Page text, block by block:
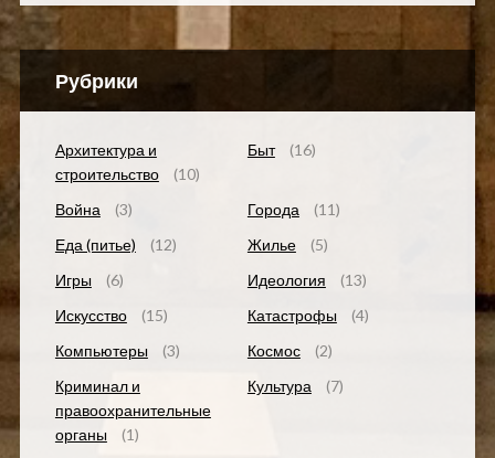
Рубрики
Архитектура и
строительство
(10)
Быт (16)
Война (3) Города
(11)
Еда (питье)
(12) Жилье
(5)
Игры
(6) Идеология
(13)
Искусство
(15) Катастрофы
(4)
Компьютеры
(3) Космос
(2)
Криминал и
правоохранительные
органы
(1)
Культура (7)